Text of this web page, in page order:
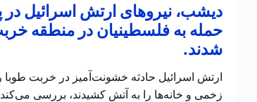
دیشب، نیروهای ارتش اسرائیل
حمله به فلسطینیان در منطقه
شدند.
ارتش اسرائیل حادثه خشونت‌آمیز در خربت طوبا
زخمی و خانه‌ها را به آتش کشیدند، بررسی